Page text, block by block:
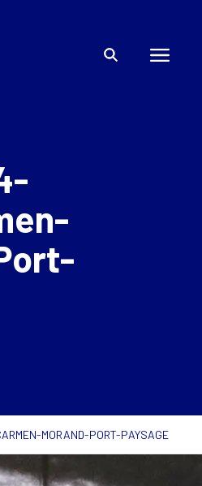
MORAND-PORT-PAYSAGE